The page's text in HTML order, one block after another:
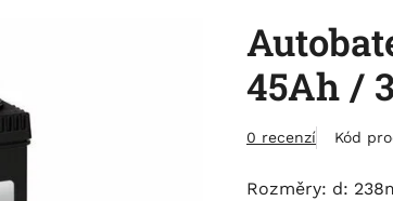
45Ah /
0 recenzí Kód
Rozměry: d: